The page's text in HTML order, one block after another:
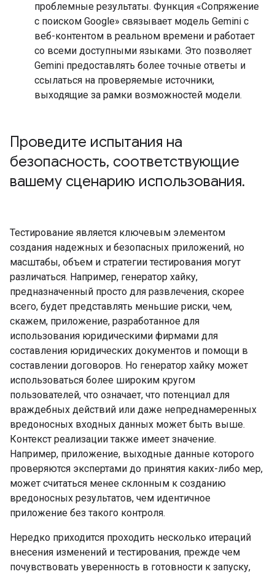
проблемные результаты. Функция «Сопряжение
с поиском Google» связывает модель Gemini с
веб-контентом в реальном времени и работает
со всеми доступными языками. Это позволяет
Gemini предоставлять более точные ответы и
ссылаться на проверяемые источники,
выходящие за рамки возможностей модели.
Проведите испытания на
безопасность, соответствующие
вашему сценарию использования.
Тестирование является ключевым элементом
создания надежных и безопасных приложений, но
масштабы, объем и стратегии тестирования могут
различаться. Например, генератор хайку,
предназначенный просто для развлечения, скорее
всего, будет представлять меньшие риски, чем,
скажем, приложение, разработанное для
использования юридическими фирмами для
составления юридических документов и помощи в
составлении договоров. Но генератор хайку может
использоваться более широким кругом
пользователей, что означает, что потенциал для
враждебных действий или даже непреднамеренных
вредоносных входных данных может быть выше.
Контекст реализации также имеет значение.
Например, приложение, выходные данные которого
проверяются экспертами до принятия каких-либо мер,
может считаться менее склонным к созданию
вредоносных результатов, чем идентичное
приложение без такого контроля.
Нередко приходится проходить несколько итераций
внесения изменений и тестирования, прежде чем
почувствовать уверенность в готовности к запуску,